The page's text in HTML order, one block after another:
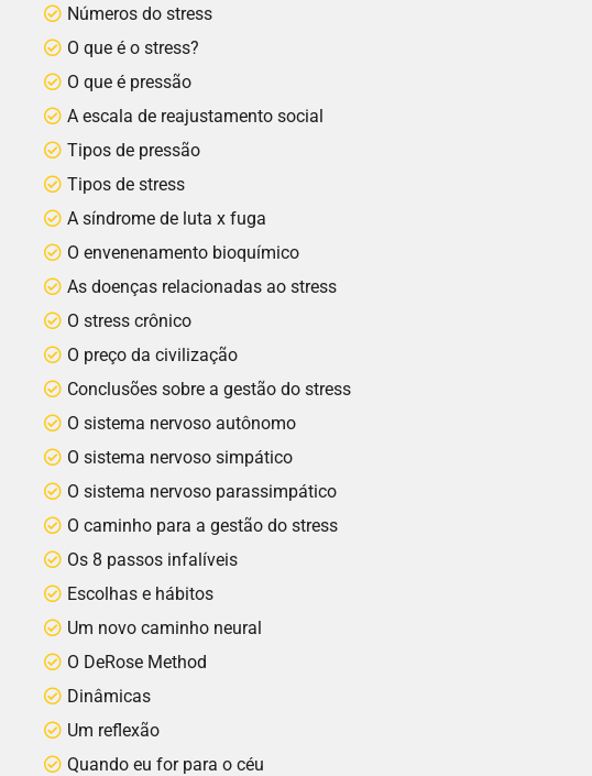
Números do stress
O que é o stress?
O que é pressão
A escala de reajustamento social
Tipos de pressão
Tipos de stress
A síndrome de luta x fuga
O envenenamento bioquímico
As doenças relacionadas ao stress
O stress crônico
O preço da civilização
Conclusões sobre a gestão do stress
O sistema nervoso autônomo
O sistema nervoso simpático
O sistema nervoso parassimpático
O caminho para a gestão do stress
Os 8 passos infalíveis
Escolhas e hábitos
Um novo caminho neural
O DeRose Method
Dinâmicas
Um reflexão
Quando eu for para o céu